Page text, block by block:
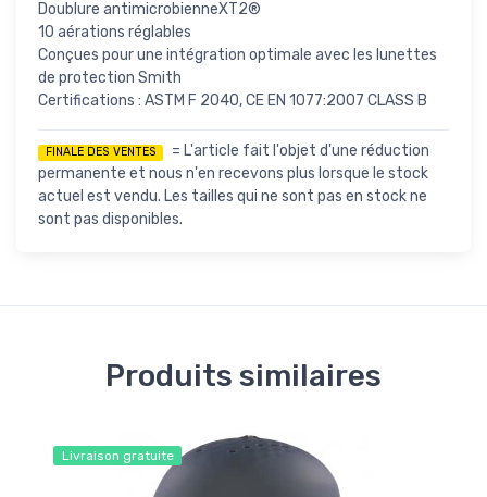
Doublure antimicrobienneXT2®
10 aérations réglables
Conçues pour une intégration optimale avec les lunettes
de protection Smith
Certifications : ASTM F 2040, CE EN 1077:2007 CLASS B
FINALE DES VENTES
= L'article fait l'objet d'une réduction
permanente et nous n'en recevons plus lorsque le stock
actuel est vendu. Les tailles qui ne sont pas en stock ne
sont pas disponibles.
Produits similaires
Livraison gratuite